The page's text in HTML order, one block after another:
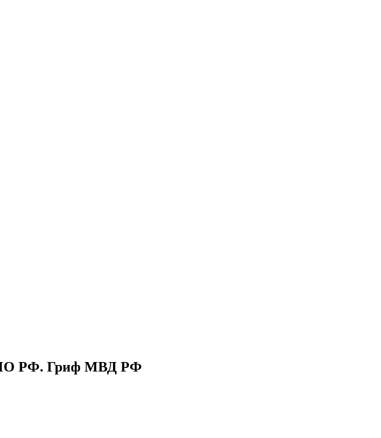
МО РФ. Гриф МВД РФ